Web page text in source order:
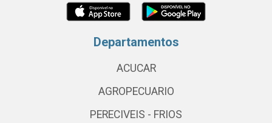
Departamentos
ACUCAR
AGROPECUARIO
PERECIVEIS - FRIOS